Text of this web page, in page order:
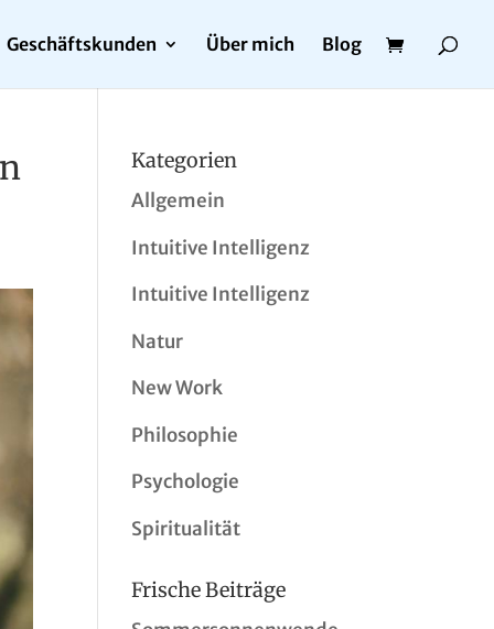
Geschäftskunden Über mich Blog
Kategorien
Allgemein
Intuitive Intelligenz
Intuitive Intelligenz
Natur
New Work
Philosophie
Psychologie
Spiritualität
Frische Beiträge